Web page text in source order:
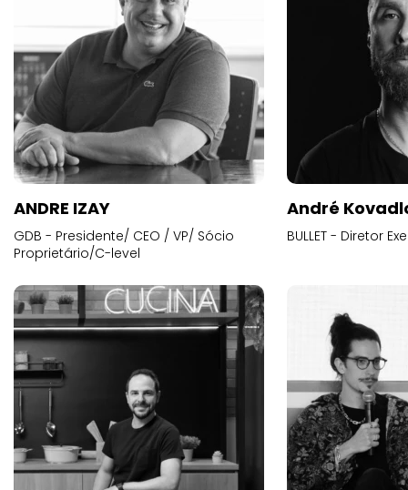
ANDRE IZAY
GDB - Presidente/ CEO / VP/ Sócio
Proprietário/C-level
André
BULLET - Diretor